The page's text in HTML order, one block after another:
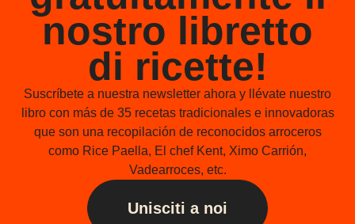
nostro libretto
di ricette!
Suscríbete a nuestra newsletter ahora y llévate nuestro
libro con más de 35 recetas tradicionales e innovadoras
que son una recopilación de reconocidos arroceros
como Rice Paella, El chef Kent, Ximo Carrión,
Vadearroces, etc.
Unisciti a noi